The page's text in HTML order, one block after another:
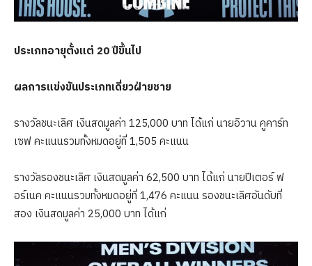
ประเภทอายุตั้งแต่ 20 ปีขึ้นไป
ผลการแข่งขันประเภทเดี่ยวฝ่ายชาย
รางวัลชนะเลิศ เงินสดมูลค่า 125,000 บาท ได้แก่ นายอิวาน คูคาร์ท
เซฟ คะแนนรวมทั้งหมดอยู่ที่ 1,505 คะแนน
รางวัลรองชนะเลิศ เงินสดมูลค่า 62,500 บาท ได้แก่ นายปีเตอร์ ฟ
อร์เนค คะแนนรวมทั้งหมดอยู่ที่ 1,476 คะแนน รองชนะเลิศอันดับที่
สอง เงินสดมูลค่า 25,000 บาท ได้แก่